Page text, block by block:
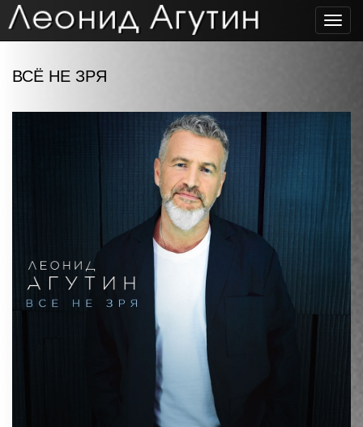
ВСЁ НЕ ЗРЯ